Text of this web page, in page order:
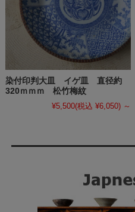
染付印判大皿 イゲ皿 直径約
320ｍｍｍ 松竹梅紋
¥5,500(税込 ¥6,050) ～